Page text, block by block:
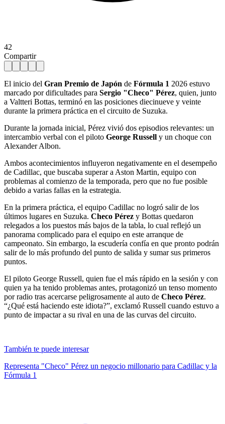
42
Compartir
El inicio del Gran Premio de Japón de Fórmula 1 2026 estuvo
marcado por dificultades para Sergio "Checo" Pérez, quien, junto
a Valtteri Bottas, terminó en las posiciones diecinueve y veinte
durante la primera práctica en el circuito de Suzuka.
Durante la jornada inicial, Pérez vivió dos episodios relevantes: un
intercambio verbal con el piloto George Russell y un choque con
Alexander Albon.
Ambos acontecimientos influyeron negativamente en el desempeño
de Cadillac, que buscaba superar a Aston Martin, equipo con
problemas al comienzo de la temporada, pero que no fue posible
debido a varias fallas en la estrategia.
En la primera práctica, el equipo Cadillac no logró salir de los
últimos lugares en Suzuka. Checo Pérez y Bottas quedaron
relegados a los puestos más bajos de la tabla, lo cual reflejó un
panorama complicado para el equipo en este arranque de
campeonato. Sin embargo, la escudería confía en que pronto podrán
salir de lo más profundo del punto de salida y sumar sus primeros
puntos.
El piloto George Russell, quien fue el más rápido en la sesión y con
quien ya ha tenido problemas antes, protagonizó un tenso momento
por radio tras acercarse peligrosamente al auto de Checo Pérez.
“¿Qué está haciendo este idiota?”, exclamó Russell cuando estuvo a
punto de impactar a su rival en una de las curvas del circuito.
También te puede interesar
Representa "Checo" Pérez un negocio millonario para Cadillac y la
Fórmula 1